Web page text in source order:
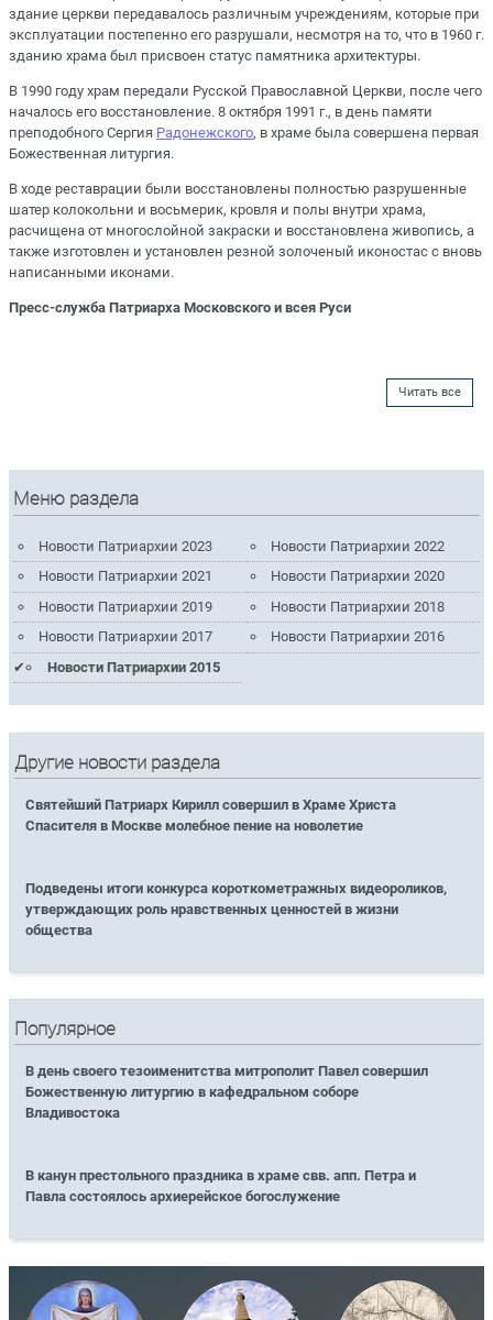
здание церкви передавалось различным учреждениям, которые при
эксплуатации постепенно его разрушали, несмотря на то, что в 1960 г.
зданию храма был присвоен статус памятника архитектуры.
В 1990 году храм передали Русской Православной Церкви, после чего
началось его восстановление. 8 октября 1991 г., в день памяти
преподобного Сергия Радонежского, в храме была совершена первая
Божественная литургия.
В ходе реставрации были восстановлены полностью разрушенные
шатер колокольни и восьмерик, кровля и полы внутри храма,
расчищена от многослойной закраски и восстановлена живопись, а
также изготовлен и установлен резной золоченый иконостас с вновь
написанными иконами.
Пресс-служба Патриарха Московского и всея Руси
Читать все
Меню раздела
Новости Патриархии 2023
Новости Патриархии 2022
Новости Патриархии 2021
Новости Патриархии 2020
Новости Патриархии 2019
Новости Патриархии 2018
Новости Патриархии 2017
Новости Патриархии 2016
Новости Патриархии 2015
Другие новости раздела
Святейший Патриарх Кирилл совершил в Храме Христа
Спасителя в Москве молебное пение на новолетие
Подведены итоги конкурса короткометражных видеороликов,
утверждающих роль нравственных ценностей в жизни
общества
Популярное
В день своего тезоименитства митрополит Павел совершил
Божественную литургию в кафедральном соборе
Владивостока
В канун престольного праздника в храме свв. апп. Петра и
Павла состоялось архиерейское богослужение